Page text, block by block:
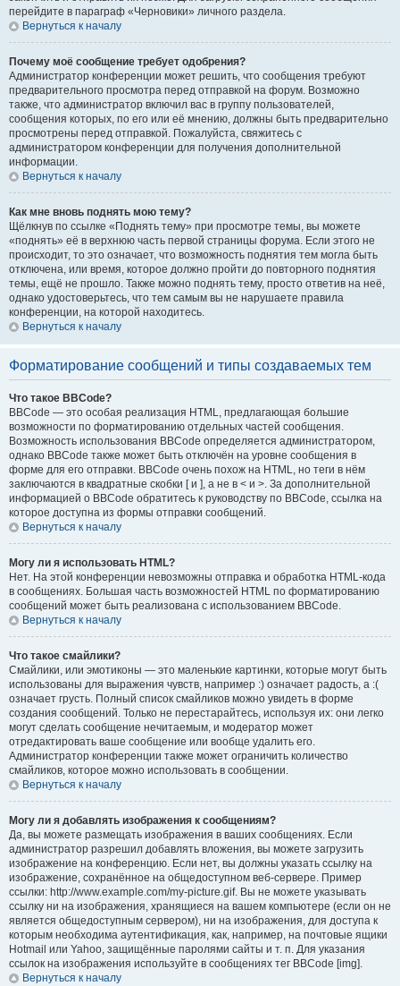
перейдите в параграф «Черновики» личного раздела.
Вернуться к началу
Почему моё сообщение требует одобрения?
Администратор конференции может решить, что сообщения требуют
предварительного просмотра перед отправкой на форум. Возможно
также, что администратор включил вас в группу пользователей,
сообщения которых, по его или её мнению, должны быть предварительно
просмотрены перед отправкой. Пожалуйста, свяжитесь с
администратором конференции для получения дополнительной
информации.
Вернуться к началу
Как мне вновь поднять мою тему?
Щёлкнув по ссылке «Поднять тему» при просмотре темы, вы можете
«поднять» её в верхнюю часть первой страницы форума. Если этого не
происходит, то это означает, что возможность поднятия тем могла быть
отключена, или время, которое должно пройти до повторного поднятия
темы, ещё не прошло. Также можно поднять тему, просто ответив на неё,
однако удостоверьтесь, что тем самым вы не нарушаете правила
конференции, на которой находитесь.
Вернуться к началу
Форматирование сообщений и типы создаваемых тем
Что такое BBCode?
BBCode — это особая реализация HTML, предлагающая большие
возможности по форматированию отдельных частей сообщения.
Возможность использования BBCode определяется администратором,
однако BBCode также может быть отключён на уровне сообщения в
форме для его отправки. BBCode очень похож на HTML, но теги в нём
заключаются в квадратные скобки [ и ], а не в < и >. За дополнительной
информацией о BBCode обратитесь к руководству по BBCode, ссылка на
которое доступна из формы отправки сообщений.
Вернуться к началу
Могу ли я использовать HTML?
Нет. На этой конференции невозможны отправка и обработка HTML-кода
в сообщениях. Большая часть возможностей HTML по форматированию
сообщений может быть реализована с использованием BBCode.
Вернуться к началу
Что такое смайлики?
Смайлики, или эмотиконы — это маленькие картинки, которые могут быть
использованы для выражения чувств, например :) означает радость, а :(
означает грусть. Полный список смайликов можно увидеть в форме
создания сообщений. Только не перестарайтесь, используя их: они легко
могут сделать сообщение нечитаемым, и модератор может
отредактировать ваше сообщение или вообще удалить его.
Администратор конференции также может ограничить количество
смайликов, которое можно использовать в сообщении.
Вернуться к началу
Могу ли я добавлять изображения к сообщениям?
Да, вы можете размещать изображения в ваших сообщениях. Если
администратор разрешил добавлять вложения, вы можете загрузить
изображение на конференцию. Если нет, вы должны указать ссылку на
изображение, сохранённое на общедоступном веб-сервере. Пример
ссылки: http://www.example.com/my-picture.gif. Вы не можете указывать
ссылку ни на изображения, хранящиеся на вашем компьютере (если он не
является общедоступным сервером), ни на изображения, для доступа к
которым необходима аутентификация, как, например, на почтовые ящики
Hotmail или Yahoo, защищённые паролями сайты и т. п. Для указания
ссылок на изображения используйте в сообщениях тег BBCode [img].
Вернуться к началу